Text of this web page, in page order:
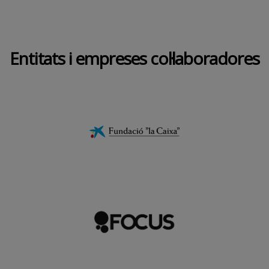
Entitats i empreses col·laboradores